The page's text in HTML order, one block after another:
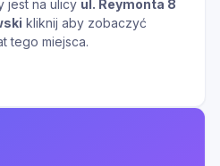
jest na ulicy ul. Reymonta 8
kliknij aby zobaczyć
tego miejsca.